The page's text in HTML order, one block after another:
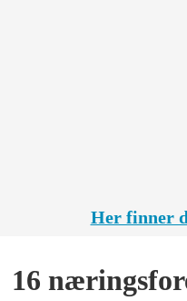
Her finner
16